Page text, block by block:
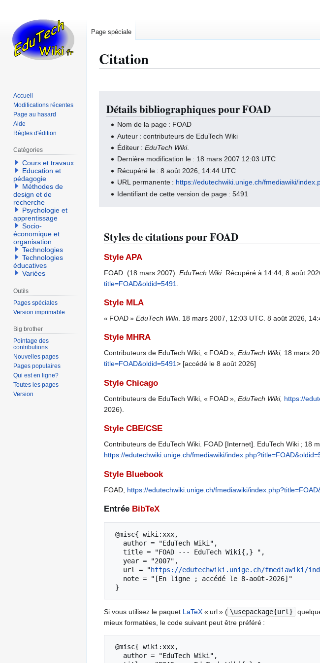
Citation
navigation
recherche
Détails bibliographiques pour FOAD
Nom de la page : FOAD
Auteur : contributeurs de EduTech Wiki
Éditeur :EduTech Wiki.
Dernière modification le : 18 mars 2007 12:03 UTC
Récupéré le : 8 août 2026, 14:44 UTC
URL permanente : https://edutechwiki.unige.ch/fmediawiki/
Identifiant de cette version de page : 5491
Styles de citations pour FOAD
Style APA
FOAD. (18 mars 2007). EduTech Wiki. Récupéré à 14:44, 8 août
title=FOAD&oldid=5491
Style MLA
« FOAD » EduTech Wiki. 18 mars 2007, 12:03 UTC. 8 août 2026,
Style MHRA
Contributeurs de EduTech Wiki, « FOAD », EduTech Wiki, 18 mars
title=FOAD&oldid=5491> [accédé le 8 août 2026]
Style Chicago
Contributeurs de EduTech Wiki, « FOAD », EduTech Wiki, https://
2026).
Style CBE/CSE
Contributeurs de EduTech Wiki. FOAD [Internet]. EduTech Wiki ; 18
https://edutechwiki.unige.ch/fmediawiki/
Style Bluebook
FOAD, https://edutechwiki.unige.ch/fmediawiki/
Entrée BibTeX
   url = "
https://edutechwiki.unige.ch/fmediawiki/
Si vous utilisez le paquet LaTeX « url » ( \usepackage{url}
mieux formatées, le code suivant peut être préféré :
Page spéciale
Accueil
Modifications récentes
Page au hasard
Aide
Règles d'édition
Catégories
Cours et travaux
Education et
pédagogie
Méthodes de
design et de
recherche
Psychologie et
apprentissage
Socio-
économique et
organisation
Technologies
Technologies
éducatives
Variées
Outils
Pages spéciales
Version imprimable
Big brother
Pointage des
contributions
Nouvelles pages
Pages populaires
Qui est en ligne?
Toutes les pages
Version